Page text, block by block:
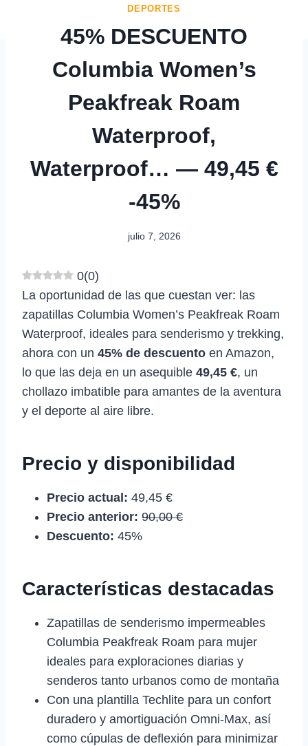
DEPORTES
45% DESCUENTO
Columbia Women’s
Peakfreak Roam
Waterproof,
Waterproof… — 49,45 €
-45%
julio 7, 2026
0(0)
La oportunidad de las que cuestan ver: las
zapatillas Columbia Women’s Peakfreak Roam
Waterproof, ideales para senderismo y trekking,
ahora con un 45% de descuento en Amazon,
lo que las deja en un asequible 49,45 €, un
chollazo imbatible para amantes de la aventura
y el deporte al aire libre.
Precio y disponibilidad
Precio actual: 49,45 €
Precio anterior: 90,00 €
Descuento: 45%
Características destacadas
Zapatillas de senderismo impermeables
Columbia Peakfreak Roam para mujer
ideales para exploraciones diarias y
senderos tanto urbanos como de montaña
Con una plantilla Techlite para un confort
duradero y amortiguación Omni-Max, así
como cúpulas de deflexión para minimizar